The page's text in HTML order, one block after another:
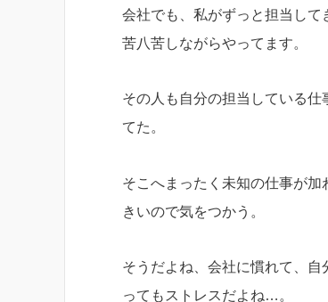
会社でも、私がずっと担当し
苦八苦しながらやってます。
その人も自分の担当している
てた。
そこへまったく未知の仕事が
きいので気をつかう。
そうだよね、会社に慣れて、
ってもストレスだよね…。